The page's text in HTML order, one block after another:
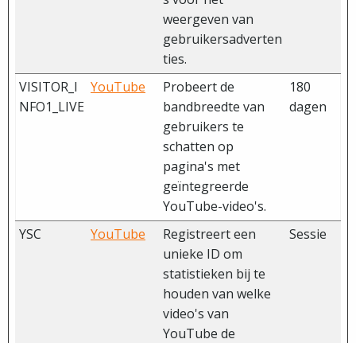
weergeven van
gebruikersadverten
ties.
VISITOR_I
NFO1_LIVE
YouTube
Probeert de
bandbreedte van
gebruikers te
schatten op
pagina's met
geïntegreerde
YouTube-video's.
180
dagen
YSC YouTube
Registreert een
unieke ID om
statistieken bij te
houden van welke
video's van
YouTube de
Sessie